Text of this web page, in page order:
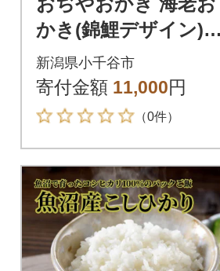
かき(錦鯉デザイン) 8
袋セット 竹内製菓
新潟県小千谷市
寄付金額 11,000円
（0件）